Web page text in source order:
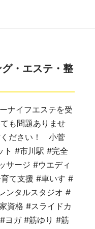
・エステ・整
ナイフエステを受
も問題ありませ
ください！ 小菅
ト #市川駅 #完全
サージ #ウエディ
て支援 #車いす #
ンタルスタジオ #
資格 #スライドカ
ヨガ #筋ゆり #筋